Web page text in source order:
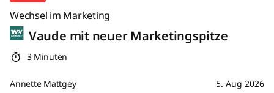
Wechsel im Marketing
Vaude mit neuer Marketingspitze
3 Minuten
Annette Mattgey 5. Aug 2026